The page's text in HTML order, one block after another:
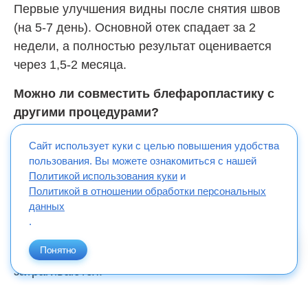
Первые улучшения видны после снятия швов
(на 5-7 день). Основной отек спадает за 2
недели, а полностью результат оценивается
через 1,5-2 месяца.
Можно ли совместить блефаропластику с
другими процедурами?
Да, часто ее сочетают с чек-лифтингом
(подтяжкой средней зоны лица) или пластикой
верхних век (круговой блефаропластикой) для
гармоничного омоложения.
Есть ли риск повлиять на зрение?
Глазное яблоко и зрительный нерв не
затрагиваются.
Сайт использует куки с целью повышения удобства
пользования. Вы можете ознакомиться с нашей
Политикой использования куки и
Политикой в отношении обработки персональных
данных
.
Понятно